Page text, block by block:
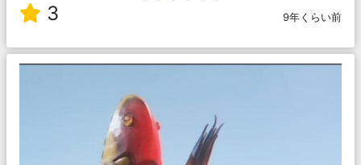
3 9年くらい前